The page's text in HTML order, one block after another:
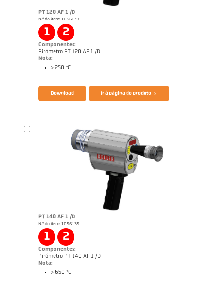
PT 120 AF 1 /D
N.º do item: 1056098
1 2
Componentes:
Pirómetro PT 120 AF 1 /D
Nota:
> 250 °C
Download Ir à página do produto
PT 140 AF 1 /D
N.º do item: 1056135
1 2
Componentes:
Pirómetro PT 140 AF 1 /D
Nota:
> 650 °C